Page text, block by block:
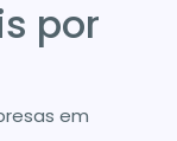
por
em